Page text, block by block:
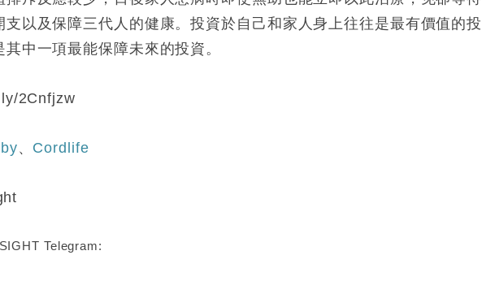
以及保障三代人的健康。投資於自己和家人身上往往是最有價值的投
中一項最能保障未來的投資。
2Cnfjzw
、 Cordlife
Telegram: